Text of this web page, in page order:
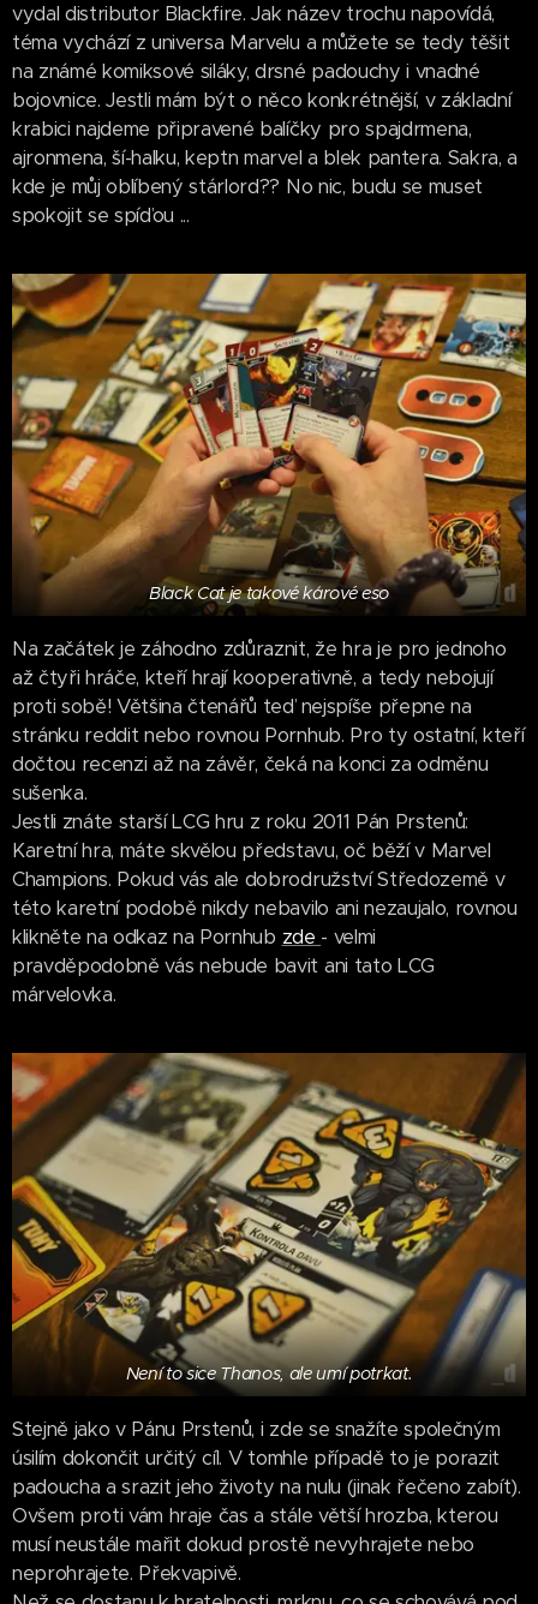
vydal distributor Blackfire. Jak název trochu napovídá,
téma vychází z universa Marvelu a můžete se tedy těšit
na známé komiksové siláky, drsné padouchy i vnadné
bojovnice. Jestli mám být o něco konkrétnější, v základní
krabici najdeme připravené balíčky pro spajdrmena,
ajronmena, ší-halku, keptn marvel a blek pantera. Sakra, a
kde je můj oblíbený stárlord?? No nic, budu se muset
spokojit se spíďou ...
Black Cat je takové kárové eso
Na začátek je záhodno zdůraznit, že hra je pro jednoho
až čtyři hráče, kteří hrají kooperativně, a tedy nebojují
proti sobě! Většina čtenářů teď nejspíše přepne na
stránku reddit nebo rovnou Pornhub. Pro ty ostatní, kteří
dočtou recenzi až na závěr, čeká na konci za odměnu
sušenka.
Jestli znáte starší LCG hru z roku 2011 Pán Prstenů:
Karetní hra, máte skvělou představu, oč běží v Marvel
Champions. Pokud vás ale dobrodružství Středozemě v
této karetní podobě nikdy nebavilo ani nezaujalo, rovnou
klikněte na odkaz na Pornhub zde - velmi
pravděpodobně vás nebude bavit ani tato LCG
márvelovka.
Není to sice Thanos, ale umí potrkat.
Stejně jako v Pánu Prstenů, i zde se snažíte společným
úsilím dokončit určitý cíl. V tomhle případě to je porazit
padoucha a srazit jeho životy na nulu (jinak řečeno zabít).
Ovšem proti vám hraje čas a stále větší hrozba, kterou
musí neustále mařit dokud prostě nevyhrajete nebo
neprohrajete. Překvapivě.